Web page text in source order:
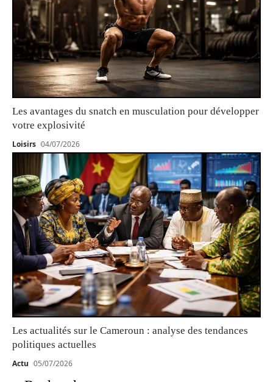
Les avantages du snatch en musculation pour développer
votre explosivité
Loisirs 04/07/2026
Les actualités sur le Cameroun : analyse des tendances
politiques actuelles
Actu 05/07/2026